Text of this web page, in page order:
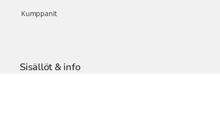
Kumppanit
Sisällöt & info